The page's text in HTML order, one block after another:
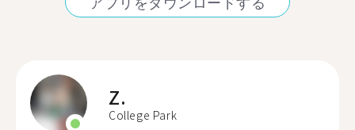
Z.
College Park